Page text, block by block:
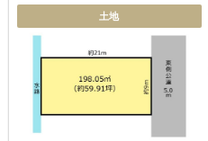
土地